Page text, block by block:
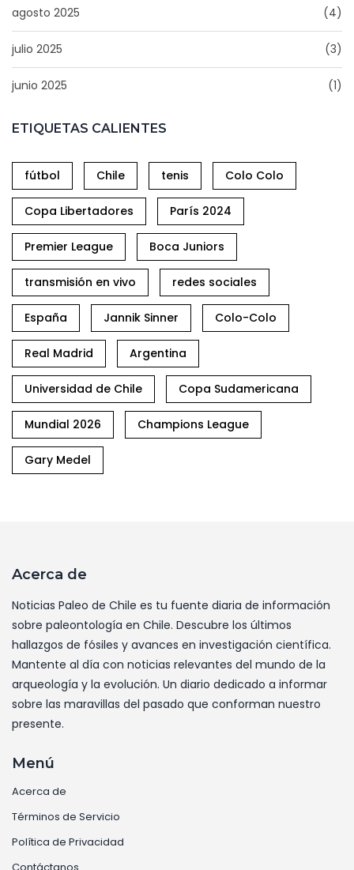
agosto 2025 (4)
julio 2025 (3)
junio 2025 (1)
ETIQUETAS CALIENTES
fútbol Chile tenis Colo Colo
Copa Libertadores París 2024
Premier League Boca Juniors
transmisión en vivo redes sociales
España Jannik Sinner Colo-Colo
Real Madrid Argentina
Universidad de Chile Copa Sudamericana
Mundial 2026 Champions League
Gary Medel
Acerca de
Noticias Paleo de Chile es tu fuente diaria de información
sobre paleontología en Chile. Descubre los últimos
hallazgos de fósiles y avances en investigación científica.
Mantente al día con noticias relevantes del mundo de la
arqueología y la evolución. Un diario dedicado a informar
sobre las maravillas del pasado que conforman nuestro
presente.
Menú
Acerca de
Términos de Servicio
Política de Privacidad